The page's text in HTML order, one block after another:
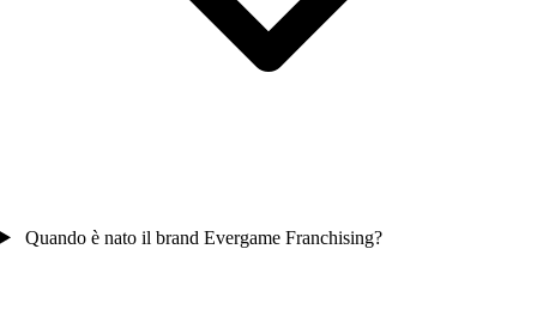
Quando è nato il brand Evergame Franchising?